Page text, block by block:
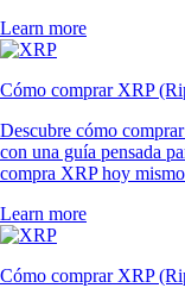
Learn more
Cómo comprar XRP
Descubre cómo
con una guía pensada
compra XRP hoy
Learn more
Cómo comprar XRP